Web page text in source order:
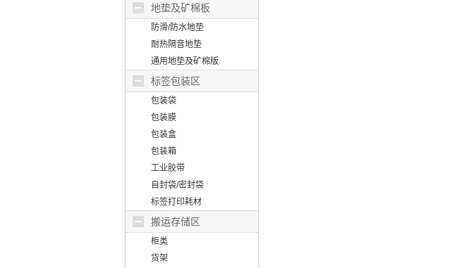
地垫及矿棉板
防滑/防水地垫
耐热隔音地垫
通用地垫及矿棉版
标签包装区
包装袋
包装膜
包装盒
包装箱
工业胶带
自封袋/密封袋
标签打印耗材
搬运存储区
柜类
货架